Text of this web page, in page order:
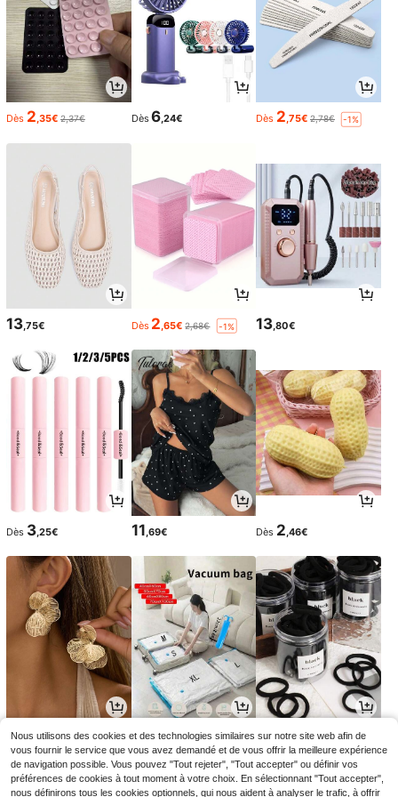
Dès 2,35€ 2,37€ Dès 6,24€ Dès 2,75€ 2,78€ -1%
13 ,75€ Dès 2 ,65€ 2,68€ -1% 13 ,80€
Dès 3,25€ 11,69€ Dès 2,46€
3,52€ Dès3,16€3,26€ -3% Dès 2,38€
Nous utilisons des cookies et des technologies similaires sur notre site web afin de
vous fournir le service que vous avez demandé et de vous offrir la meilleure expérience
de navigation possible. Vous pouvez "Tout rejeter", "Tout accepter" ou définir vos
préférences de cookies à tout moment à votre choix. En sélectionnant "Tout accepter",
nous définirons tous les cookies optionnels, qui nous aident à analyser le trafic, à offrir